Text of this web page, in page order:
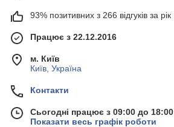
93% позитивних з 266 відгуків за рік
Працює з 22.12.2016
м. Київ
Київ, Україна
Контакти
Сьогодні працює з 09:00 до 18:00
Показати весь графік роботи